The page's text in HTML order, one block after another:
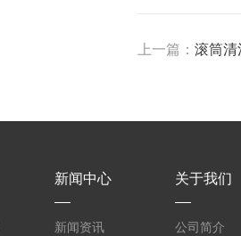
上一篇：滚筒清
新闻中心
新闻资讯
关于我们
公司简介